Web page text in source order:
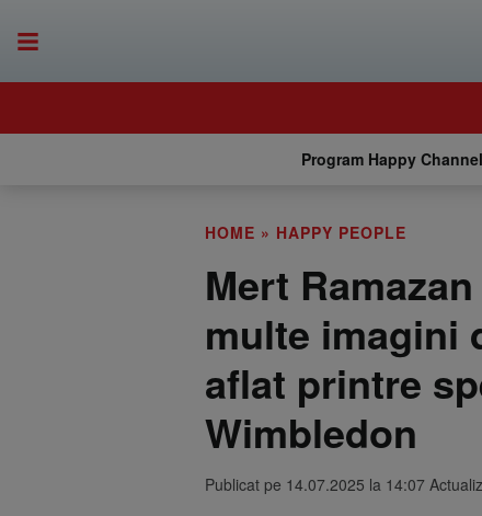
Program Happy Channel
HOME » HAPPY PEOPLE
Mert
multe imagini
aflat printre
Wimbledon
Publicat pe 14.07.2025 la 14:07